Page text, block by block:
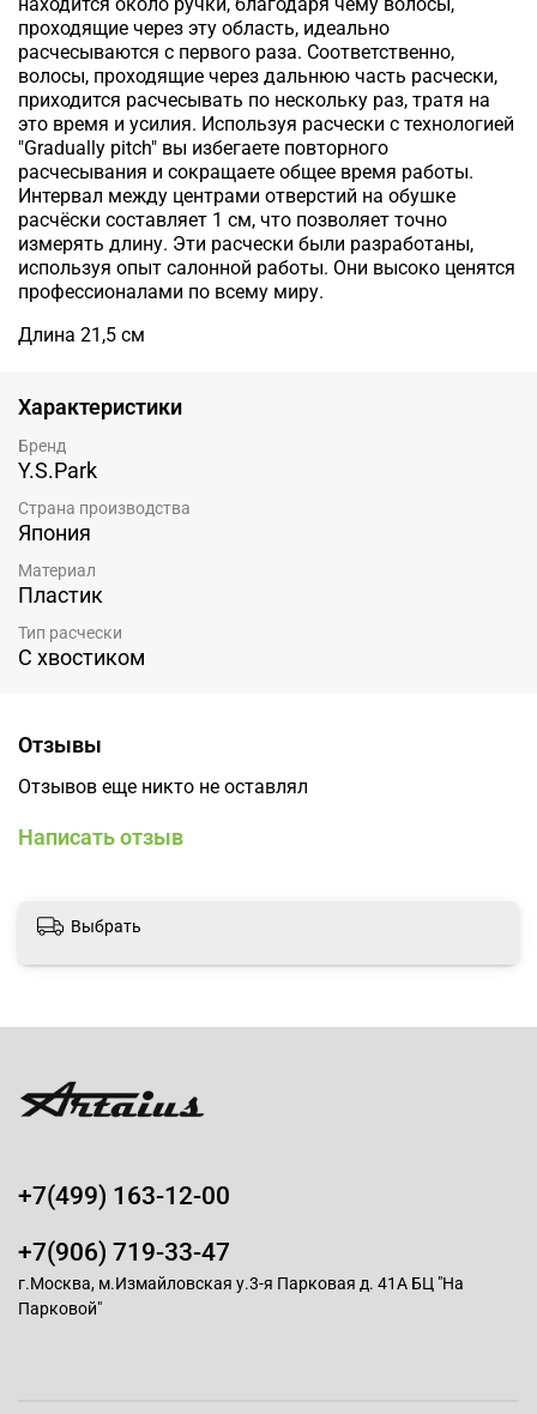
находится около ручки, благодаря чему волосы,
проходящие через эту область, идеально
расчесываются с первого раза. Соответственно,
волосы, проходящие через дальнюю часть расчески,
приходится расчесывать по нескольку раз, тратя на
это время и усилия. Используя расчески с технологией
"Gradually pitch" вы избегаете повторного
расчесывания и сокращаете общее время работы.
Интервал между центрами отверстий на обушке
расчёски составляет 1 см, что позволяет точно
измерять длину. Эти расчески были разработаны,
используя опыт салонной работы. Они высоко ценятся
профессионалами по всему миру.
Длина 21,5 см
Характеристики
Бренд
Y.S.Park
Страна производства
Япония
Материал
Пластик
Тип расчески
С хвостиком
Отзывы
Отзывов еще никто не оставлял
Написать отзыв
Выбрать
+7(499) 163-12-00
+7(906) 719-33-47
г.Москва, м.Измайловская у.3-я Парковая д. 41А БЦ "На
Парковой"